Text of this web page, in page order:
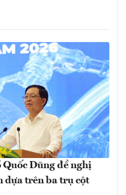
Dũng đề nghị
dựa trên ba trụ cột